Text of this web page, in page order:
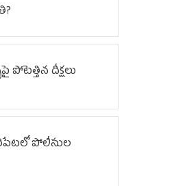
పోటెత్తిన దీక్షలు
పోలీసుల